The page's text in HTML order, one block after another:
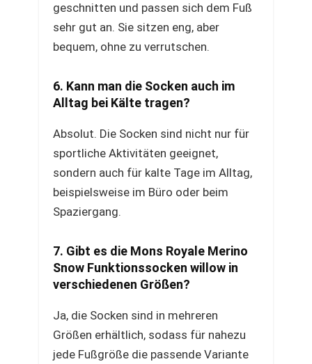
geschnitten und passen sich dem Fuß
sehr gut an. Sie sitzen eng, aber
bequem, ohne zu verrutschen.
6. Kann man die Socken auch im
Alltag bei Kälte tragen?
Absolut. Die Socken sind nicht nur für
sportliche Aktivitäten geeignet,
sondern auch für kalte Tage im Alltag,
beispielsweise im Büro oder beim
Spaziergang.
7. Gibt es die Mons Royale Merino
Snow Funktionssocken willow in
verschiedenen Größen?
Ja, die Socken sind in mehreren
Größen erhältlich, sodass für nahezu
jede Fußgröße die passende Variante